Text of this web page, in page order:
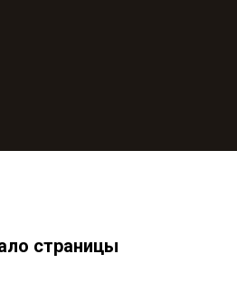
страницы